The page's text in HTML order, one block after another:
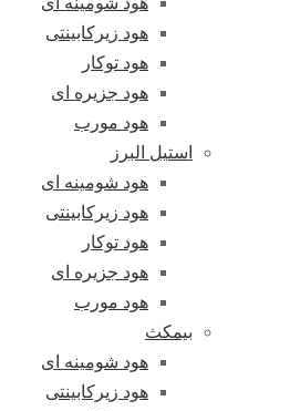
هود زیرکابینتی
هود توکار
هود جزیره ای
هود مورب
استیل البرز
هود شومینه ای
هود زیرکابینتی
هود توکار
هود جزیره ای
هود مورب
بیمکث
هود شومینه ای
هود زیرکابینتی